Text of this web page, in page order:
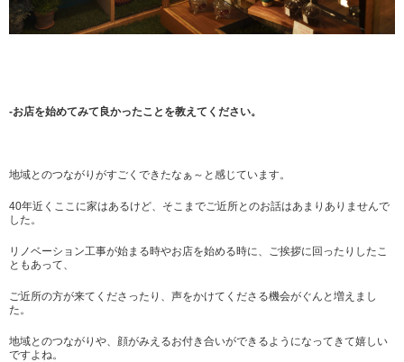
-お店を始めてみて良かったことを教えてください。
地域とのつながりがすごくできたなぁ～と感じています。
40年近くここに家はあるけど、そこまでご近所とのお話はあまりありませんで
した。
リノベーション工事が始まる時やお店を始める時に、ご挨拶に回ったりしたこ
ともあって、
ご近所の方が来てくださったり、声をかけてくださる機会がぐんと増えまし
た。
地域とのつながりや、顔がみえるお付き合いができるようになってきて嬉しい
ですよね。